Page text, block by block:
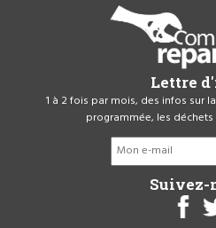
Lettre
1 à 2 fois par mois, des infos sur
programmée, les
Suivez-